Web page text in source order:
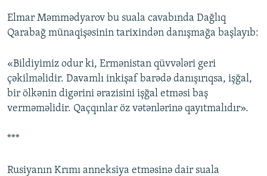
Elmar Məmmədyarov bu suala cavabında Dağlıq
Qarabağ münaqişəsinin tarixindən danışmağa başlayıb:
«Bildiyimiz odur ki, Ermənistan qüvvələri geri
çəkilməlidir. Davamlı inkişaf barədə danışırıqsa, işğal,
bir ölkənin digərini ərazisini işğal etməsi baş
verməməlidir. Qaçqınlar öz vətənlərinə qayıtmalıdır».
***
Rusiyanın Krımı anneksiya etməsinə dair suala